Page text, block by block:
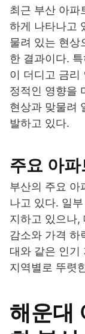
최근 부산 아파
하게 나타나고
물려 있는 현상
한 결과이다.
이 더디고 금리
정적인 영향을
현상과 맞물려
발하고 있다.
주요 아
부산의 주요 아
나고 있다. 일
지하고 있으나,
감소와 가격 하
대와 같은 인기
지역별로 뚜렷
해운대